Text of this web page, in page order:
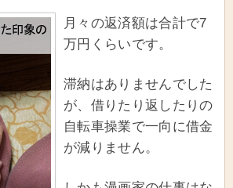
月々の返済額は合計で7
万円くらいです。
滞納はありませんでした
が、借りたり返したりの
自転車操業で一向に借金
が減りません。